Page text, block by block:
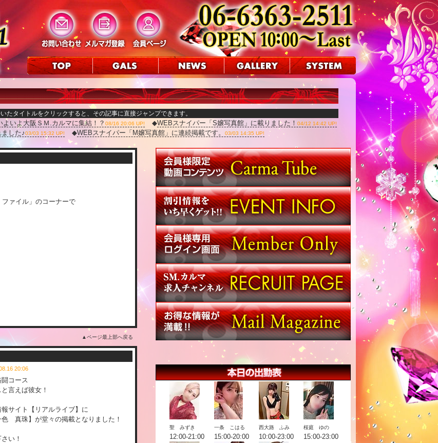
たタイトルをクリックすると、その記事に直接ジャンプできます。
よいよ大阪ＳＭ.カルマに集結！？ 08/16 20:06 UP! ◆WEBスナイパー「S嬢写真館」に載りました！ 04/12 14:42 UP!
した♪03/03 15:32 UP! ◆WEBスナイパー「M嬢写真館」に連続掲載です。 03/03 14:35 UP!
聖 みずき
12:00-21:00
一条 こはる
15:00-20:00
西大路 ふみ
10:00-23:00
桜庭 ゆの
15:00-23:00
ファイル」のコーナーで
▲ページ最上部へ戻る
20:06
コース
言えば彼女！
サイト【リアルライブ】に
色 真珠】が堂々の掲載となりました！
い！